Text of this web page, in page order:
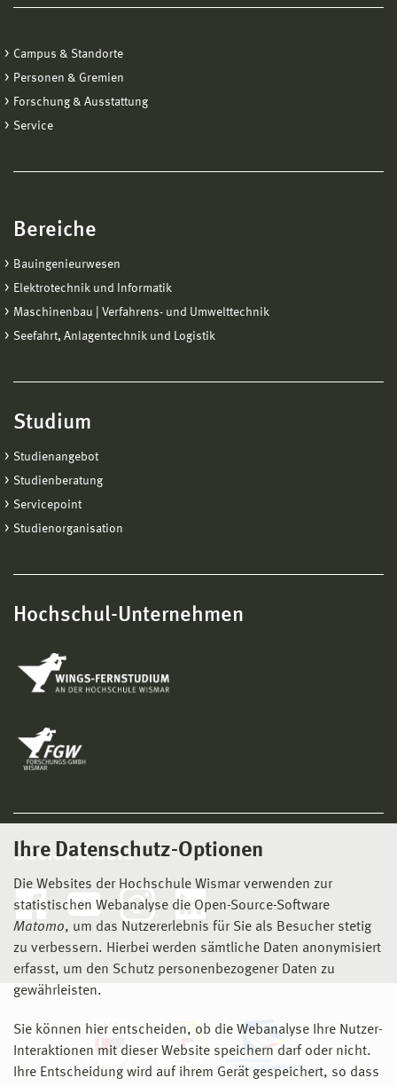
Ihre Datenschutz-Optionen
Die Websites der Hochschule Wismar verwenden zur
statistischen Webanalyse die Open-Source-Software
Matomo, um das Nutzererlebnis für Sie als Besucher stetig
zu verbessern. Hierbei werden sämtliche Daten anonymisiert
erfasst, um den Schutz personenbezogener Daten zu
gewährleisten.
Sie können hier entscheiden, ob die Webanalyse Ihre Nutzer-
Interaktionen mit dieser Website speichern darf oder nicht.
Ihre Entscheidung wird auf ihrem Gerät gespeichert, so dass
Campus & Standorte
Personen & Gremien
Forschung & Ausstattung
Service
Bereiche
Bauingenieurwesen
Elektrotechnik und Informatik
Maschinenbau | Verfahrens- und Umwelttechnik
Seefahrt, Anlagentechnik und Logistik
Studium
Studienangebot
Studienberatung
Servicepoint
Studienorganisation
Hochschul-Unternehmen
Social Media